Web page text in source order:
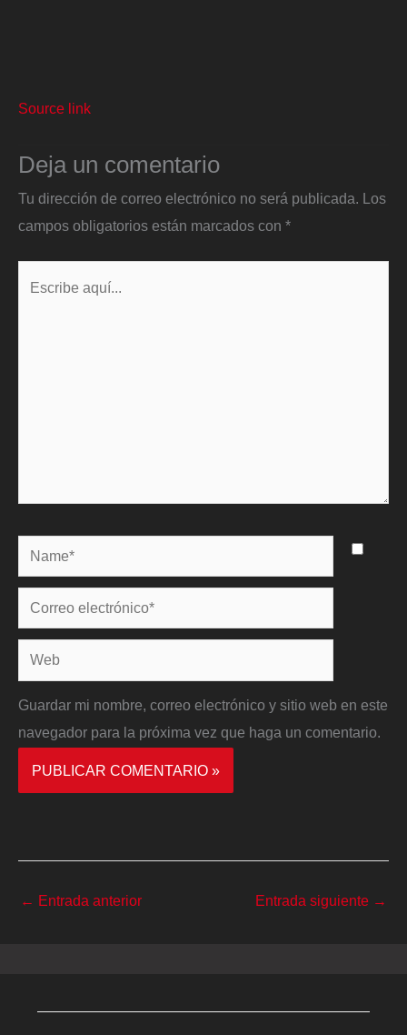
Source link
Deja un comentario
Tu dirección de correo electrónico no será publicada. Los
campos obligatorios están marcados con *
Name*
Correo
electrónico*
Web
Guardar mi nombre, correo electrónico y sitio web en este
navegador para la próxima vez que haga un comentario.
← Entrada anterior Entrada siguiente →